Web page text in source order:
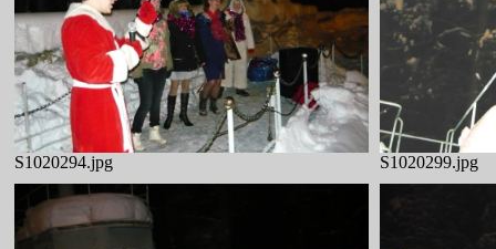
S1020294.jpg S1020299.jpg